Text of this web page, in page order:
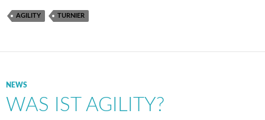
AGILITY TURNIER
NEWS
WAS IST AGILITY?